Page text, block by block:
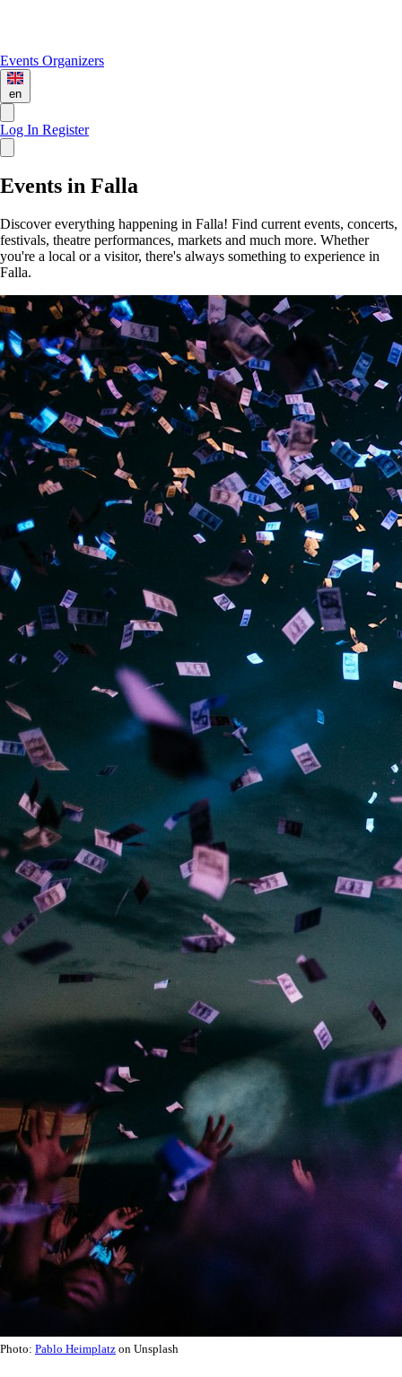
Events Organizers
en
Log In Register
Events in Falla
Discover everything happening in Falla! Find current events, concerts,
festivals, theatre performances, markets and much more. Whether
you're a local or a visitor, there's always something to experience in
Falla.
Photo: Pablo Heimplatz on Unsplash